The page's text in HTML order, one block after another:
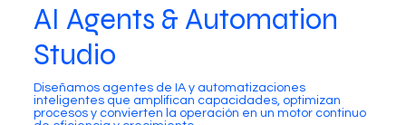
AI Agents & Automation
Studio
Diseñamos agentes de IA y automatizaciones
inteligentes que amplifican capacidades, optimizan
procesos y convierten la operación en un motor continuo